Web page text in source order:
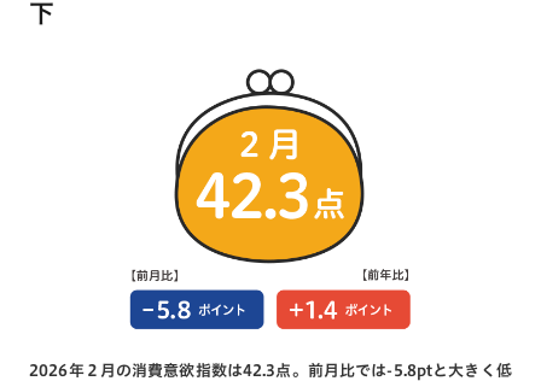
下
2026年２月の消費意欲指数は42.3点。前月比では-5.8ptと大きく低